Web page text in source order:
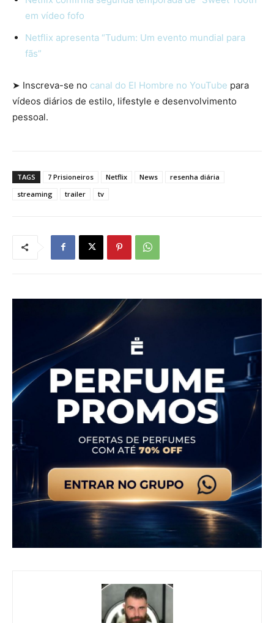
em vídeo fofo
Netflix apresenta “Tudum: Um evento mundial para
fãs”
➤ Inscreva-se no canal do El Hombre no YouTube para
vídeos diários de estilo, lifestyle e desenvolvimento
pessoal.
TAGS 7 Prisioneiros Netflix News
resenha diária
streaming
trailer tv